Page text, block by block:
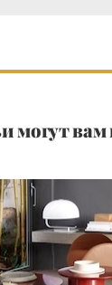
могут